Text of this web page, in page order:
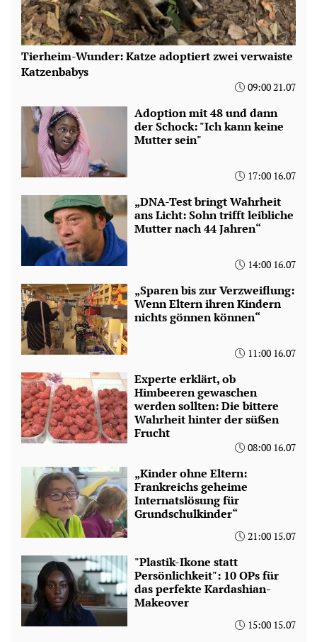
Tierheim-Wunder: Katze adoptiert zwei verwaiste
Katzenbabys
09:00 21.07
Adoption mit 48 und dann
der Schock: "Ich kann keine
Mutter sein"
17:00 16.07
„DNA-Test bringt Wahrheit
ans Licht: Sohn trifft leibliche
Mutter nach 44 Jahren“
14:00 16.07
„Sparen bis zur Verzweiflung:
Wenn Eltern ihren Kindern
nichts gönnen können“
11:00 16.07
Experte erklärt, ob
Himbeeren gewaschen
werden sollten: Die bittere
Wahrheit hinter der süßen
Frucht
08:00 16.07
„Kinder ohne Eltern:
Frankreichs geheime
Internatslösung für
Grundschulkinder“
21:00 15.07
"Plastik-Ikone statt
Persönlichkeit": 10 OPs für
das perfekte Kardashian-
Makeover
15:00 15.07